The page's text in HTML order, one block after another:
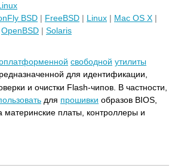
BSD | FreeBSD | Linux | Mac OS X |
OpenBSD | Solaris
свободной утилиты
для идентификации,
и очистки Flash-чипов. В частности,
для прошивки образов BIOS,
материнские платы, контроллеры и